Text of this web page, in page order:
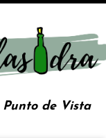
de Vista